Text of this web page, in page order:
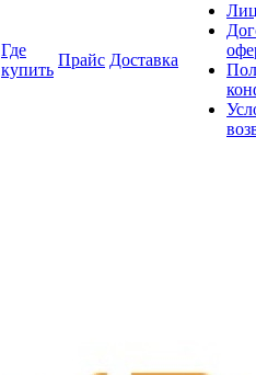
Где
купить
Прайс Доставка